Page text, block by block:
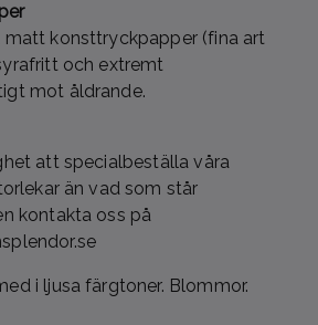
matt konsttryckpapper (fina art
och extremt
mot åldrande.
att specialbeställa våra
än vad som står
kontakta oss på
i ljusa färgtoner. Blommor.